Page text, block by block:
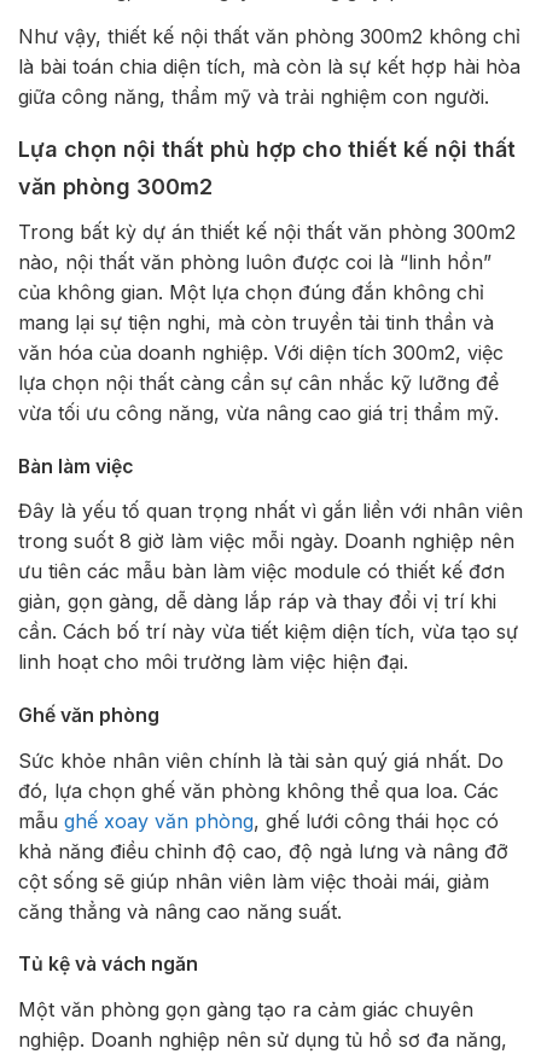
Như vậy, thiết kế nội thất văn phòng 300m2 không chỉ
là bài toán chia diện tích, mà còn là sự kết hợp hài hòa
giữa công năng, thẩm mỹ và trải nghiệm con người.
Lựa chọn nội thất phù hợp cho thiết kế nội thất
văn phòng 300m2
Trong bất kỳ dự án thiết kế nội thất văn phòng 300m2
nào, nội thất văn phòng luôn được coi là “linh hồn”
của không gian. Một lựa chọn đúng đắn không chỉ
mang lại sự tiện nghi, mà còn truyền tải tinh thần và
văn hóa của doanh nghiệp. Với diện tích 300m2, việc
lựa chọn nội thất càng cần sự cân nhắc kỹ lưỡng để
vừa tối ưu công năng, vừa nâng cao giá trị thẩm mỹ.
Bàn làm việc
Đây là yếu tố quan trọng nhất vì gắn liền với nhân viên
trong suốt 8 giờ làm việc mỗi ngày. Doanh nghiệp nên
ưu tiên các mẫu bàn làm việc module có thiết kế đơn
giản, gọn gàng, dễ dàng lắp ráp và thay đổi vị trí khi
cần. Cách bố trí này vừa tiết kiệm diện tích, vừa tạo sự
linh hoạt cho môi trường làm việc hiện đại.
Ghế văn phòng
Sức khỏe nhân viên chính là tài sản quý giá nhất. Do
đó, lựa chọn ghế văn phòng không thể qua loa. Các
mẫu ghế xoay văn phòng, ghế lưới công thái học có
khả năng điều chỉnh độ cao, độ ngả lưng và nâng đỡ
cột sống sẽ giúp nhân viên làm việc thoải mái, giảm
căng thẳng và nâng cao năng suất.
Tủ kệ và vách ngăn
Một văn phòng gọn gàng tạo ra cảm giác chuyên
nghiệp. Doanh nghiệp nên sử dụng tủ hồ sơ đa năng,